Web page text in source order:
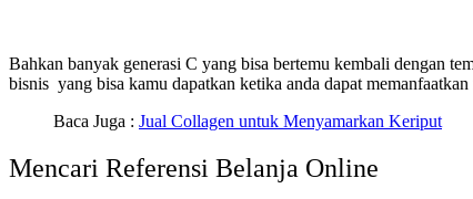
Bahkan banyak generasi C yang bisa bertemu kembali dengan
bisnis yang bisa kamu dapatkan ketika anda dapat
Baca Juga : Jual Collagen untuk Menyamarkan Keriput
Mencari Referensi Belanja Online